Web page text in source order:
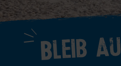
Bleib